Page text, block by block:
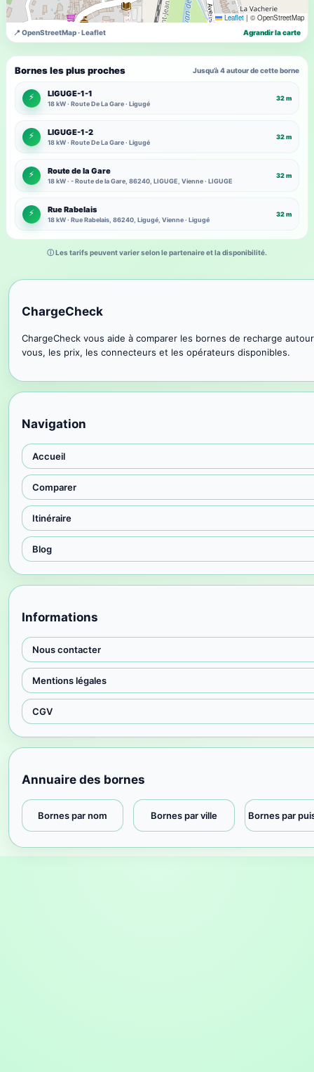
Leaflet | © OpenStreetMap
📍 OpenStreetMap · Leaflet Agrandir la carte
Bornes les plus proches Jusqu’à 4 autour de cette borne
⚡ LIGUGE-1-1
18 kW · Route De La Gare · Ligugé
32 m
⚡ LIGUGE-1-2
18 kW · Route De La Gare · Ligugé
32 m
⚡ Route de la Gare
18 kW · - Route de la Gare, 86240, LIGUGE, Vienne · LIGUGE
32 m
⚡ Rue Rabelais
18 kW · Rue Rabelais, 86240, Ligugé, Vienne · Ligugé
32 m
ⓘ Les tarifs peuvent varier selon le partenaire et la disponibilité.
ChargeCheck
ChargeCheck vous aide à comparer les bornes de recharge
vous, les prix, les connecteurs et les opérateurs disponibles.
Navigation
Accueil
Comparer
Itinéraire
Blog
Informations
Nous contacter
Mentions légales
CGV
Annuaire des bornes
Bornes par nom Bornes par ville Bornes par